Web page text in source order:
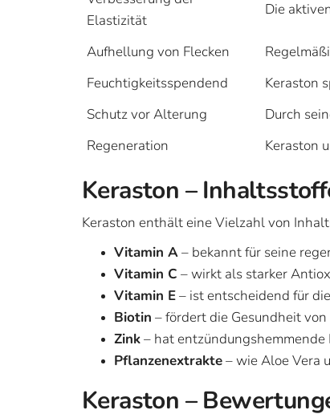
Elastizität
Die
Aufhellung von Flecken
Feuchtigkeitsspendend
Keraston
Schutz vor Alterung
Durch
Regeneration
Keraston
Keraston –
Keraston enthält eine Vielzahl von
Vitamin A– bekannt für seine
Vitamin C – wirkt als starker
Vitamin E– ist entscheidend für
Biotin – fördert die Gesundheit
Zink– hat
Pflanzenextrakte– wie Aloe Vera
Keraston –